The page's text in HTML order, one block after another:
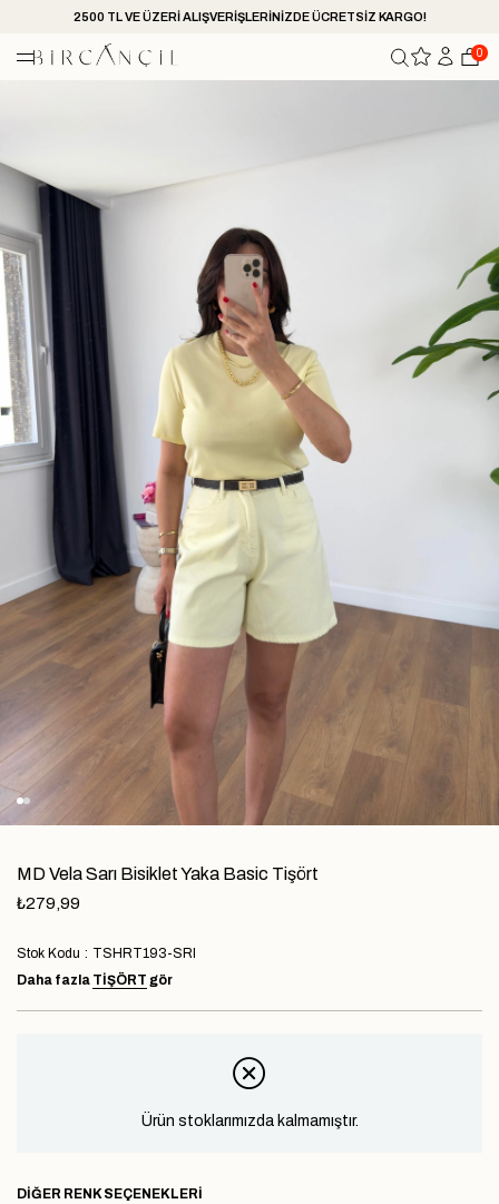
2500 TL VE ÜZERİ ALIŞVERİŞLERİNİZDE ÜCRETSİZ KARGO!
0
MD Vela Sarı Bisiklet Yaka Basic Tişört
₺279,99
Stok Kodu
TSHRT193-SRI
Daha fazla TIŞÖRT gör
Ürün stoklarımızda kalmamıştır.
DIĞER RENK SEÇENEKLERI